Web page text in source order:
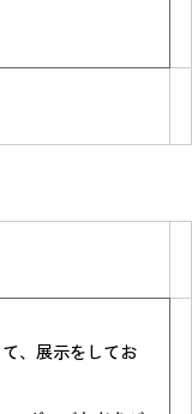
、展示をしてお